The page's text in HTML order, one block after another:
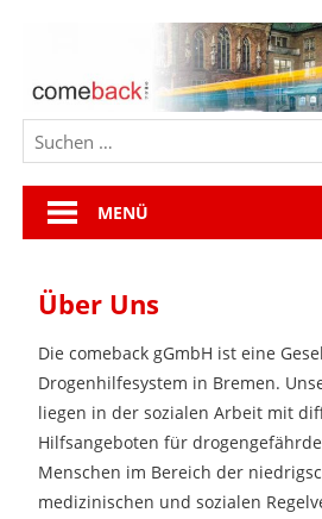
MENÜ
Über Uns
Die comeback gGmbH ist eine
Drogenhilfesystem in Bremen.
liegen in der sozialen Arbeit mit
Hilfsangeboten für
Menschen im Bereich der
medizinischen und sozialen